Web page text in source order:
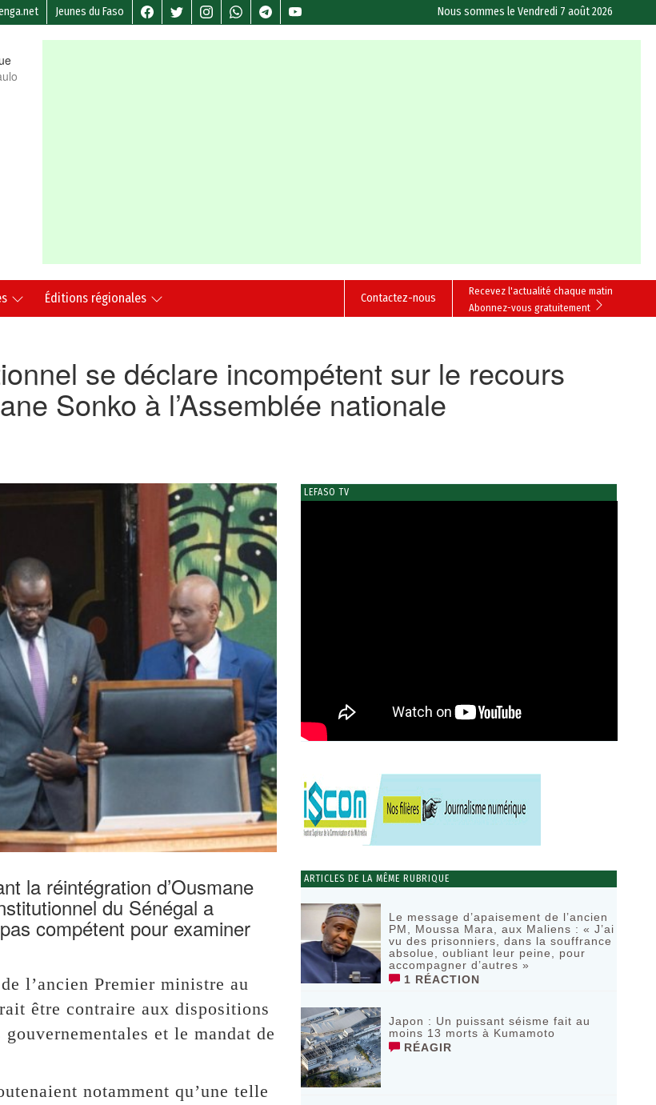
Jeunes du Faso Nous sommes leVendredi 7 août 2026
Éditions régionales
Recevez l'actualité chaque matin
Abonnez-vous gratuitement
Contactez-nous
se déclare incompétent sur le recours
Sonko à l’Assemblée nationale
la réintégration d’Ousmane
du Sénégal a
compétent pour examiner
l’ancien Premier ministre au
être contraire aux dispositions
et le mandat de
notamment qu’une telle
LEFASO TV
ARTICLES DE LA MÊME RUBRIQUE
Le message d’apaisement de l’ancien
PM, Moussa Mara, aux Maliens : « J’ai
vu des prisonniers, dans la souffrance
absolue, oubliant leur peine, pour
accompagner d’autres »
1 RÉACTION
‎Japon : Un puissant séisme fait au
moins 13 morts à Kumamoto ‎
RÉAGIR